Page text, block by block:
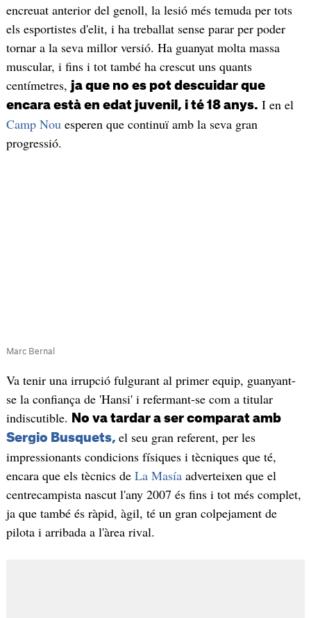
encreuat anterior del genoll, la lesió més temuda per tots
els esportistes d'elit, i ha treballat sense parar per poder
tornar a la seva millor versió. Ha guanyat molta massa
muscular, i fins i tot també ha crescut uns quants
centímetres, ja que no es pot descuidar que
encara està en edat juvenil, i té 18 anys. I en el
Camp Nouesperen que continuï amb la seva gran
progressió.
Marc Bernal
Va tenir una irrupció fulgurant al primer equip, guanyant-
se la confiança de 'Hansi' i refermant-se com a titular
indiscutible.
No va tardar a ser comparat amb
Sergio Busquets, el seu gran referent, per les
impressionants condicions físiques i tècniques que té,
encara que els tècnics de La Masíaadverteixen que el
centrecampista nascut l'any 2007 és fins i tot més complet,
ja que també és ràpid, àgil, té un gran colpejament de
pilota i arribada a l'àrea rival.